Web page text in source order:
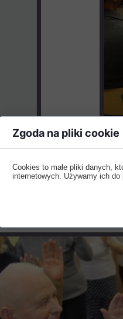
Grupa
naszego
pyszne ciasto, a
Zgoda na pliki cookie
Cookies to małe pliki danych,
internetowych. Używamy ich do